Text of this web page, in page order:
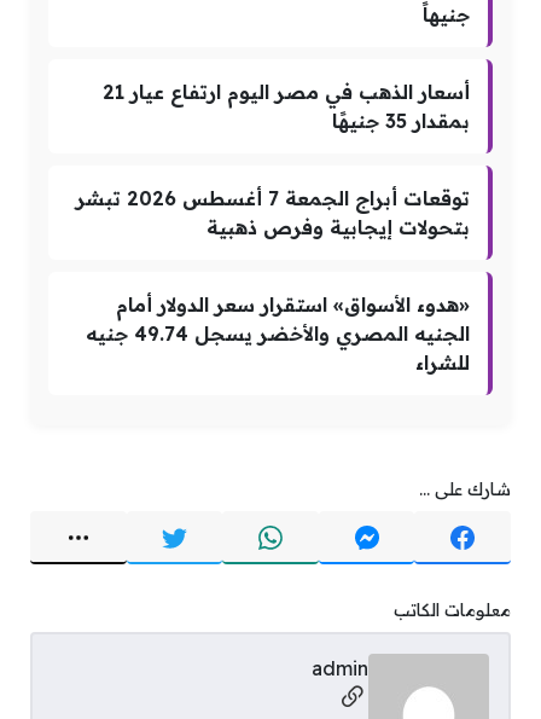
جنيهاً
أسعار الذهب في مصر اليوم ارتفاع عيار 21
بمقدار 35 جنيهًا
توقعات أبراج الجمعة 7 أغسطس 2026 تبشر
بتحولات إيجابية وفرص ذهبية
«هدوء الأسواق» استقرار سعر الدولار أمام
الجنيه المصري والأخضر يسجل 49.74 جنيه
للشراء
شارك على ...
معلومات الكاتب
admin
مواقع التواصل